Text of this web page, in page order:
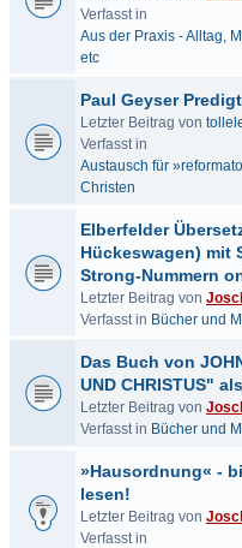
Verfasst in
Aus der Praxis - Alltag,
etc
Paul Geyser
Letzter Beitrag von
Verfasst in
Austausch für
Christen
Elberfelder
Hückeswagen) mit
Strong-Nummern
Letzter Beitrag von
Verfasst in Bücher und
Das Buch von
UND CHRISTUS"
Letzter Beitrag von
Verfasst in Bücher und
»Hausordnung« -
lesen!
Letzter Beitrag von
Verfasst in